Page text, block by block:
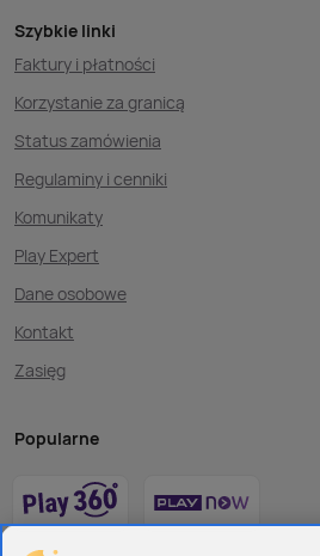
Szybkie linki
Faktury i płatności
Korzystanie za granicą
Status zamówienia
Regulaminy i cenniki
Komunikaty
Play Expert
Dane osobowe
Kontakt
Zasięg
Popularne